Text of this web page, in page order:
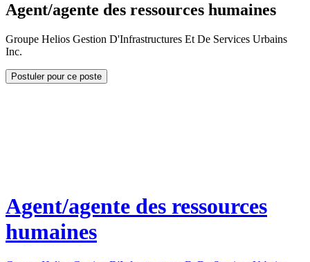
Agent/agente des ressources humaines
Groupe Helios Gestion D'Infrastructures Et De Services Urbains
Inc.
Postuler pour ce poste
Agent/agente des ressources
humaines